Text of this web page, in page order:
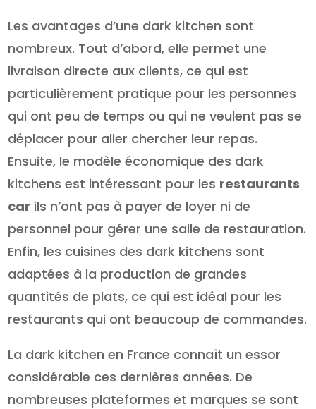
Les avantages d’une dark kitchen sont
nombreux. Tout d’abord, elle permet une
livraison directe aux clients, ce qui est
particulièrement pratique pour les personnes
qui ont peu de temps ou qui ne veulent pas se
déplacer pour aller chercher leur repas.
Ensuite, le modèle économique des dark
kitchens est intéressant pour les restaurants
car ils n’ont pas à payer de loyer ni de
personnel pour gérer une salle de restauration.
Enfin, les cuisines des dark kitchens sont
adaptées à la production de grandes
quantités de plats, ce qui est idéal pour les
restaurants qui ont beaucoup de commandes.
La dark kitchen en France connaît un essor
considérable ces dernières années. De
nombreuses plateformes et marques se sont